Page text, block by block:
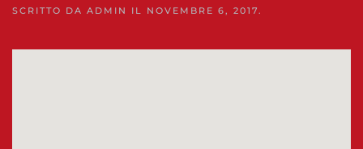
SCRITTO DA ADMIN IL NOVEMBRE 6, 2017.